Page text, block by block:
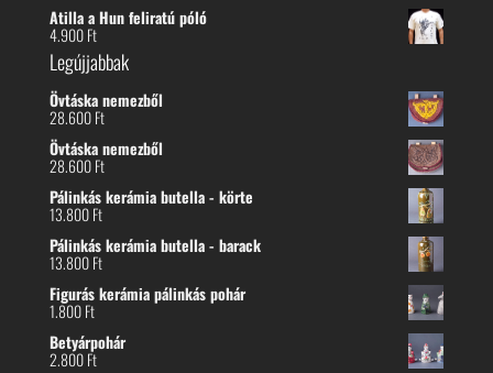
Atilla a Hun feliratú póló
4.900Ft
Legújjabbak
Övtáska nemezből
28.600Ft
Övtáska nemezből
28.600Ft
Pálinkás kerámia butella - körte
13.800Ft
Pálinkás kerámia butella - barack
13.800Ft
Figurás kerámia pálinkás pohár
1.800Ft
Betyárpohár
2.800Ft